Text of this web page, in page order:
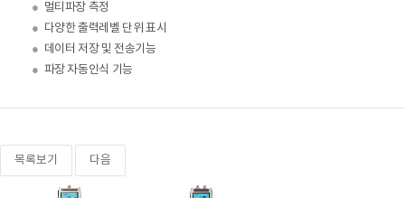
● 멀티파장 측정
● 다양한 출력레벨 단위 표시
● 데이터 저장 및 전송기능
● 파장 자동인식 기능
목록보기 다음